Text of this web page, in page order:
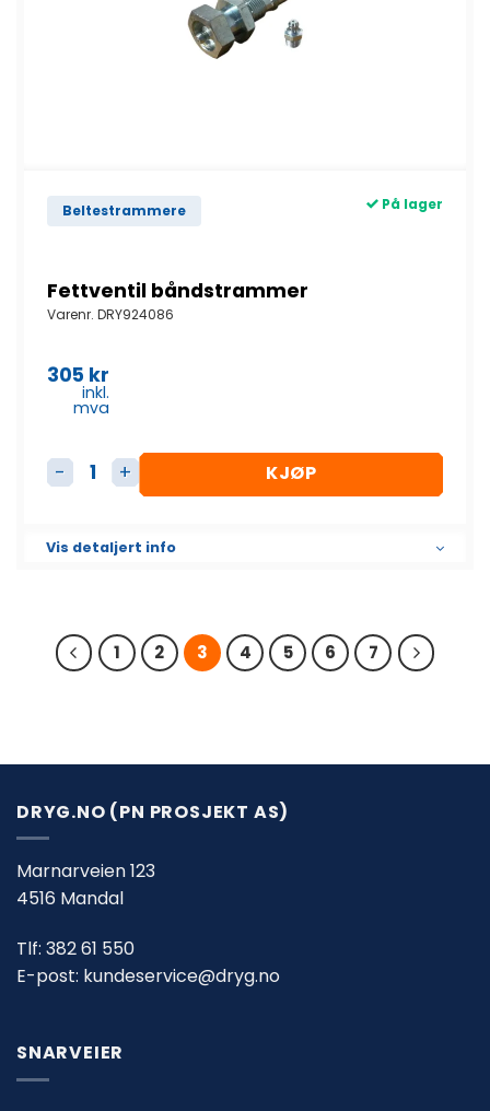
Beltestrammere På lager
Fettventil båndstrammer
Varenr. DRY924086
305 kr
inkl.
mva
Fettventil båndstrammer antall
KJØP
Vis detaljert info
1 2 3 4 5 6 7
DRYG.NO (PN PROSJEKT AS)
Marnarveien 123
4516 Mandal
Tlf: 382 61 550
E-post: kundeservice@dryg.no
SNARVEIER